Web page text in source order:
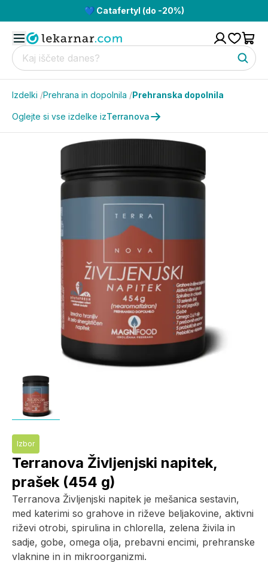
💙 Catafertyl (do -20%)
Izdelki /Prehrana in dopolnila /Prehranska dopolnila
Oglejte si vse izdelke izTerranova
Izbor
Terranova Življenjski napitek,
prašek (454 g)
Terranova Življenjski napitek je mešanica sestavin,
med katerimi so grahove in riževe beljakovine, aktivni
riževi otrobi, spirulina in chlorella, zelena živila in
sadje, gobe, omega olja, prebavni encimi, prehranske
vlaknine in in mikroorganizmi.